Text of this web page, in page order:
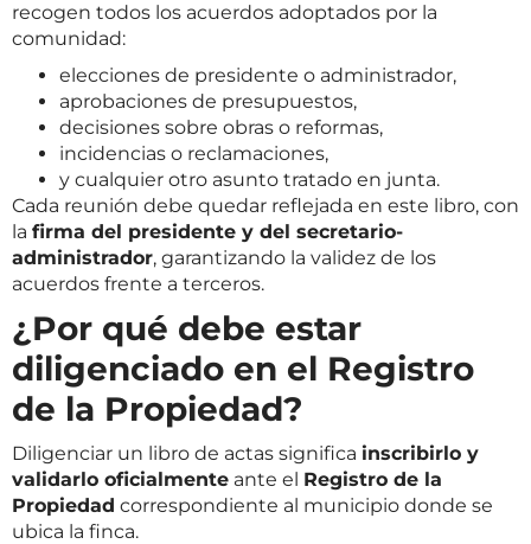
recogen todos los acuerdos adoptados por la
comunidad:
elecciones de presidente o administrador,
aprobaciones de presupuestos,
decisiones sobre obras o reformas,
incidencias o reclamaciones,
y cualquier otro asunto tratado en junta.
Cada reunión debe quedar reflejada en este libro, con
la firma del presidente y del secretario-
administrador, garantizando la validez de los
acuerdos frente a terceros.
¿Por qué debe estar
diligenciado en el Registro
de la Propiedad?
Diligenciar un libro de actas significa inscribirlo y
validarlo oficialmente ante el Registro de la
Propiedad correspondiente al municipio donde se
ubica la finca.